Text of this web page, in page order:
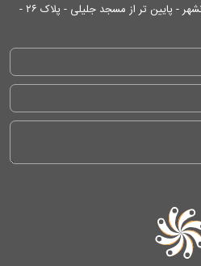
آدرس: تهران/ انتهای خیابان ایرانشهر - پایین تر از مسجد جلیلی - پلاک ۲۶ -